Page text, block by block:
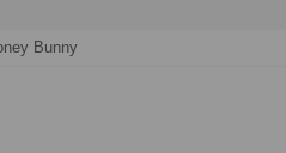
Bunny